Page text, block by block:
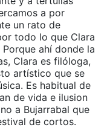
a por
un rato de
todo lo que Clara
ahí donde la
Clara es filóloga,
artístico que se
Es habitual de
de vida e ilusion
a Bujarrabal que
de cortos.